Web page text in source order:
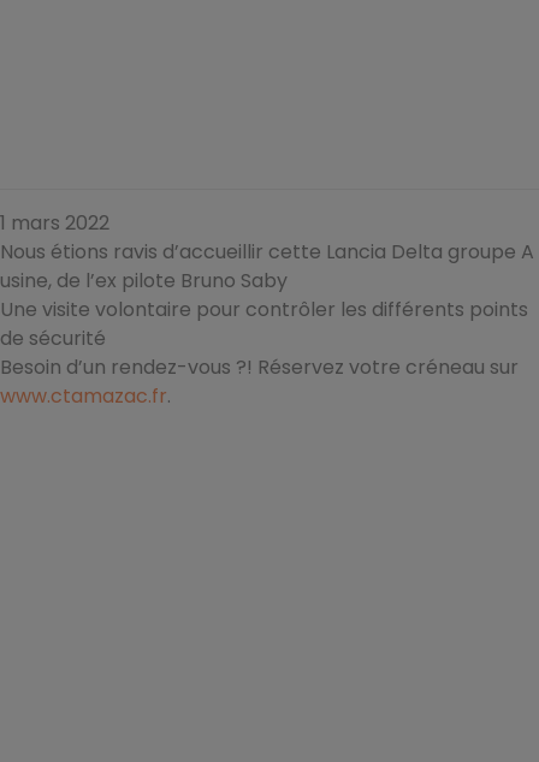
1 mars 2022
Nous étions ravis d’accueillir cette Lancia Delta groupe A
usine, de l’ex pilote Bruno Saby
Une visite volontaire pour contrôler les différents points
de sécurité
Besoin d’un rendez-vous ?! Réservez votre créneau sur
www.ctamazac.fr.